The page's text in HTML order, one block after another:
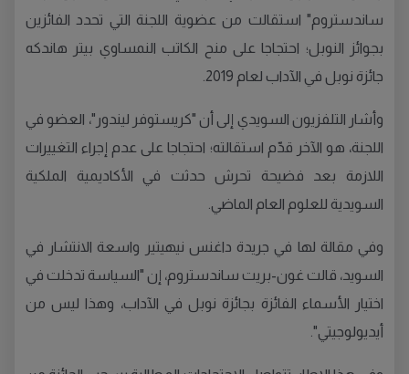
ساندستروم" استقالت من عضوية اللجنة التي تحدد الفائزين
بجوائز النوبل؛ احتجاجا على منح الكاتب النمساوي بيتر هاندكه
جائزة نوبل في الآداب لعام 2019.
وأشار التلفزيون السويدي إلى أن "كريستوفر ليندور"، العضو في
اللجنة، هو الآخر قدّم استقالته؛ احتجاجا على عدم إجراء التغييرات
اللازمة بعد فضيحة تحرش حدثت في الأكاديمية الملكية
السويدية للعلوم العام الماضي.
وفي مقالة لها في جريدة داغنس نيهيتير واسعة الانتشار في
السويد، قالت غون-بريت ساندستروم، إن "السياسة تدخلت في
اختيار الأسماء الفائزة بجائزة نوبل في الآداب، وهذا ليس من
أيديولوجيتي".